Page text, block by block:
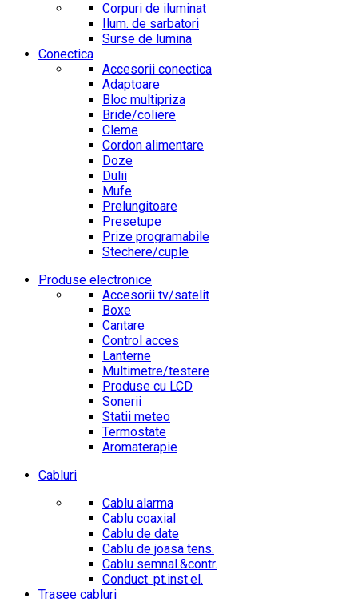
Corpuri de iluminat
Ilum. de sarbatori
Surse de lumina
Conectica
Accesorii conectica
Adaptoare
Bloc multipriza
Bride/coliere
Cleme
Cordon alimentare
Doze
Dulii
Mufe
Prelungitoare
Presetupe
Prize programabile
Stechere/cuple
Produse electronice
Accesorii tv/satelit
Boxe
Cantare
Control acces
Lanterne
Multimetre/testere
Produse cu LCD
Sonerii
Statii meteo
Termostate
Aromaterapie
Cabluri
Cablu alarma
Cablu coaxial
Cablu de date
Cablu de joasa tens.
Cablu semnal.&contr.
Conduct. pt.inst.el.
Trasee cabluri